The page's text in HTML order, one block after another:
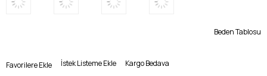
Beden Tablosu
Favorilere Ekle İstek Listeme Ekle Kargo Bedava